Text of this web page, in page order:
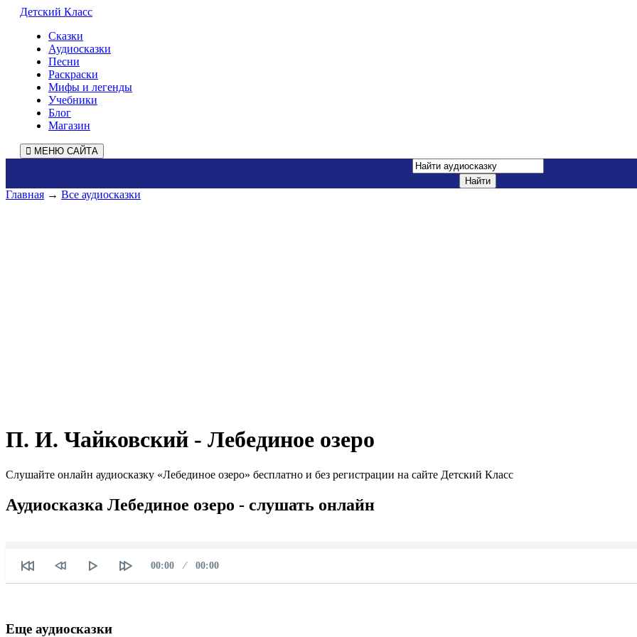
Детский Класс
Сказки
Аудиосказки
Песни
Раскраски
Мифы и легенды
Учебники
Блог
Магазин
МЕНЮ САЙТА
Главная → Все аудиосказки
П. И. Чайковский - Лебединое озеро
Слушайте онлайн аудиосказку «Лебединое озеро» бесплатно и без регистрации на сайте Детский Класс
Аудиосказка Лебединое озеро - слушать онлайн
Текущее
00:00 Продолжительность
00:00
Еще аудиосказки